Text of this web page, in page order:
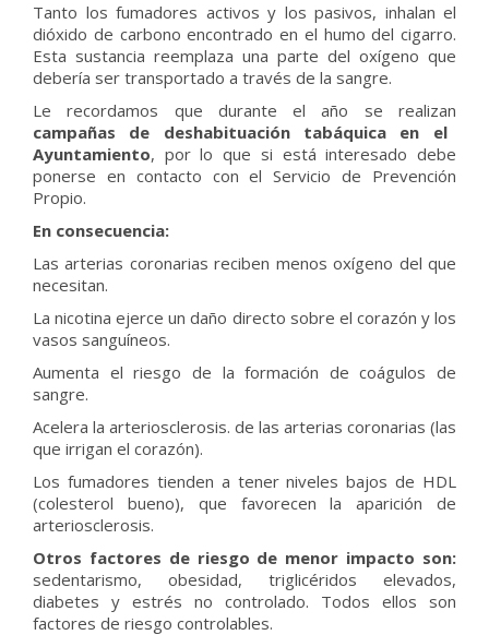
Tanto los fumadores activos y los pasivos, inhalan el
dióxido de carbono encontrado en el humo del cigarro.
Esta sustancia reemplaza una parte del oxígeno que
debería ser transportado a través de la sangre.
Le recordamos que durante el año se realizan
campañas de deshabituación tabáquica en el
Ayuntamiento, por lo que si está interesado debe
ponerse en contacto con el Servicio de Prevención
Propio.
En consecuencia:
Las arterias coronarias reciben menos oxígeno del que
necesitan.
La nicotina ejerce un daño directo sobre el corazón y los
vasos sanguíneos.
Aumenta el riesgo de la formación de coágulos de
sangre.
Acelera la arteriosclerosis. de las arterias coronarias (las
que irrigan el corazón).
Los fumadores tienden a tener niveles bajos de HDL
(colesterol bueno), que favorecen la aparición de
arteriosclerosis.
Otros factores de riesgo de menor impacto son:
sedentarismo, obesidad, triglicéridos elevados,
diabetes y estrés no controlado. Todos ellos son
factores de riesgo controlables.